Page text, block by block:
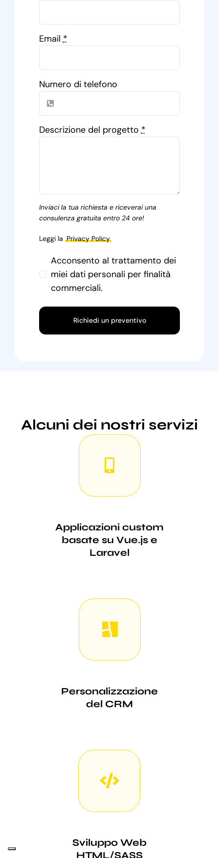
Email*
Numero di telefono
Descrizione del progetto*
Inviaci la tua richiesta e riceverai una
consulenza gratuita entro 24 ore!
Leggi la Privacy Policy
Acconsento al trattamento dei
miei dati personali per finalità
commerciali.
Richiedi un preventivo
Alcuni dei nostri servizi
Applicazioni custom
basate su Vue.js e
Laravel
Personalizzazione
del CRM
Sviluppo Web
HTML/SASS